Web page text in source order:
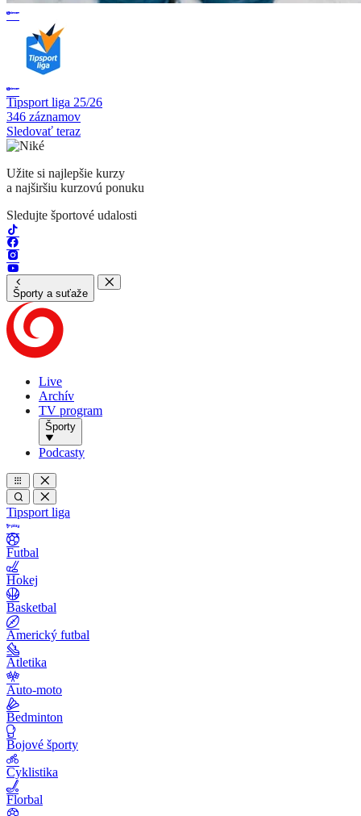
Tipsport liga 25/26
346 záznamov
Sledovať teraz
Užite si najlepšie kurzy
a najširšiu kurzovú ponuku
Sledujte športové udalosti
Športy a suťaže
Live
Archív
TV program
Športy
Podcasty
Tipsport liga
Futbal
Hokej
Basketbal
Americký futbal
Atletika
Auto-moto
Bedminton
Bojové športy
Cyklistika
Florbal